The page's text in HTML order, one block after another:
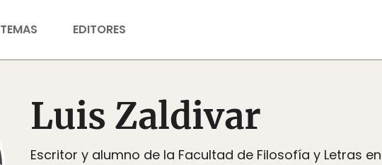
TEMAS EDITORES
Luis Zaldivar
Escritor y alumno de la Facultad de Filosofía y Letras en